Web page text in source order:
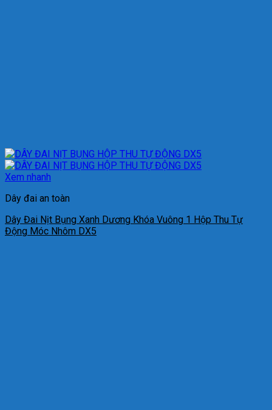
Xem nhanh
Dây đai an toàn
Dây Đai Nịt Bụng Xanh Dương Khóa Vuông 1 Hộp Thu Tự
Động Móc Nhôm DX5